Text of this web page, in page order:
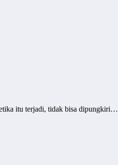
itu terjadi, tidak bisa dipungkiri…